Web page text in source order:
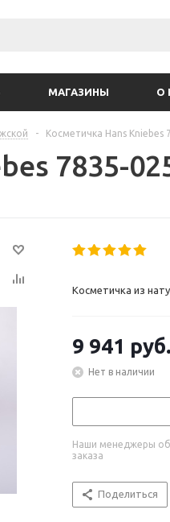
МАГАЗИНЫ О
- Косметичка Hans Kniebes
7835-
Косметичка из
9 941 руб.
Нет в наличии
Наши менеджеры
заказа
Поделиться